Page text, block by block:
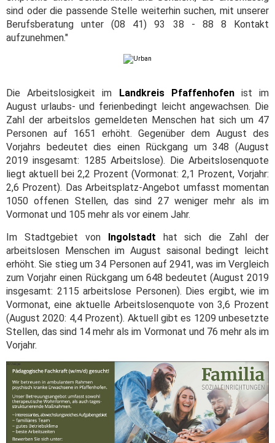
sind oder die passende Stelle weiterhin suchen, mit unserer
Berufsberatung unter (08 41) 93 38 - 88 8 Kontakt
aufzunehmen."
Die Arbeitslosigkeit im Landkreis Pfaffenhofenist im
August urlaubs- und ferienbedingt leicht angewachsen. Die
Zahl der arbeitslos gemeldeten Menschen hat sich um 47
Personen auf 1651 erhöht. Gegenüber dem August des
Vorjahrs bedeutet dies einen Rückgang um 348 (August
2019 insgesamt: 1285 Arbeitslose). Die Arbeitslosenquote
liegt aktuell bei 2,2 Prozent (Vormonat: 2,1 Prozent, Vorjahr:
2,6 Prozent). Das Arbeitsplatz-Angebot umfasst momentan
1050 offenen Stellen, das sind 27 weniger mehr als im
Vormonat und 105 mehr als vor einem Jahr.
Im Stadtgebiet von Ingolstadt hat sich die Zahl der
arbeitslosen Menschen im August saisonal bedingt leicht
erhöht. Sie stieg um 34 Personen auf 2941, was im Vergleich
zum Vorjahr einen Rückgang um 648 bedeutet (August 2019
insgesamt: 2115 arbeitslose Personen). Dies ergibt, wie im
Vormonat, eine aktuelle Arbeitslosenquote von 3,6 Prozent
(August 2020: 4,4 Prozent). Aktuell gibt es 1209 unbesetzte
Stellen, das sind 14 mehr als im Vormonat und 76 mehr als im
Vorjahr.